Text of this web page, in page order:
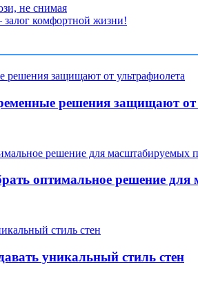
не снимая
комфортной жизни!
решения защищают от
оптимальное решение
уникальный стиль стен